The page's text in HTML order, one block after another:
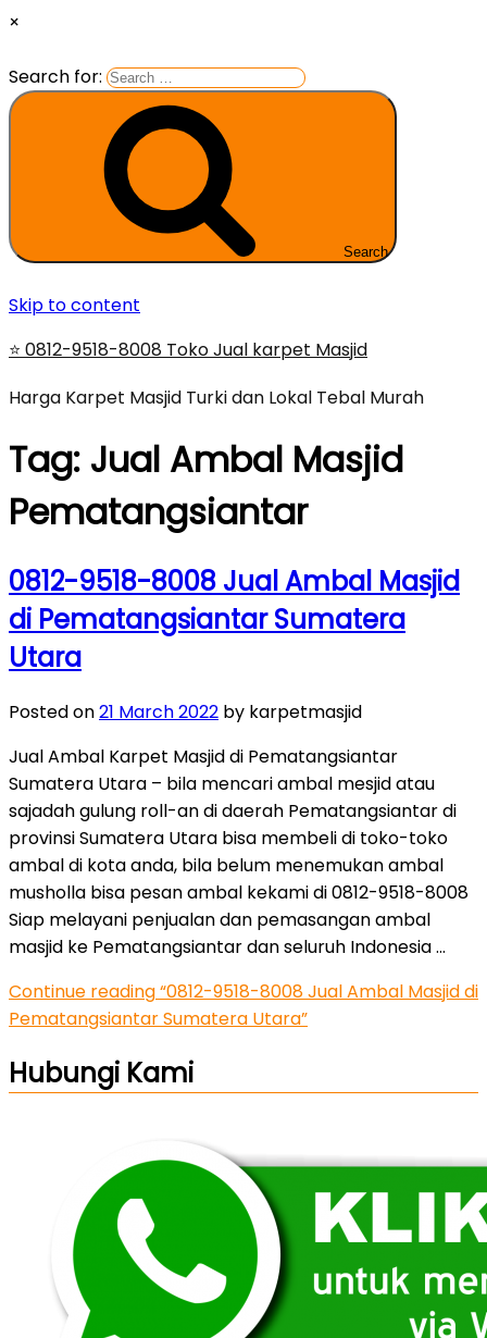
×
Search for:
Search
Skip to content
⭐ 0812-9518-8008 Toko Jual karpet Masjid
Harga Karpet Masjid Turki dan Lokal Tebal Murah
Tag: Jual Ambal Masjid
Pematangsiantar
0812-9518-8008 Jual Ambal Masjid
di Pematangsiantar Sumatera
Utara
Posted on21 March 2022 by karpetmasjid
Jual Ambal Karpet Masjid di Pematangsiantar
Sumatera Utara – bila mencari ambal mesjid atau
sajadah gulung roll-an di daerah Pematangsiantar di
provinsi Sumatera Utara bisa membeli di toko-toko
ambal di kota anda, bila belum menemukan ambal
musholla bisa pesan ambal kekami di 0812-9518-8008
Siap melayani penjualan dan pemasangan ambal
masjid ke Pematangsiantar dan seluruh Indonesia …
Continue reading“0812-9518-8008 Jual Ambal Masjid di
Pematangsiantar Sumatera Utara”
Hubungi Kami